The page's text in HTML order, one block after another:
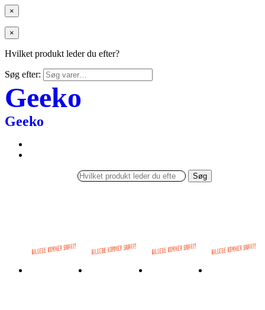
×
×
Hvilket produkt leder du efter?
Søg efter:
Geeko
Geeko
Søg